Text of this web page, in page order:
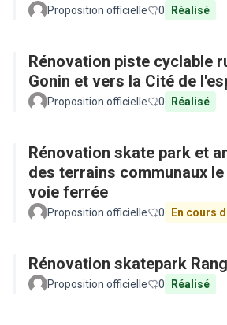
Proposition officielle 0 Réalisé
Rénovation piste cyclable
Gonin et vers la Cité de
Proposition officielle 0 Réalisé
Rénovation skate park et
des terrains communaux
voie ferrée
Proposition officielle 0 En cours
Rénovation skatepark
Proposition officielle 0 Réalisé